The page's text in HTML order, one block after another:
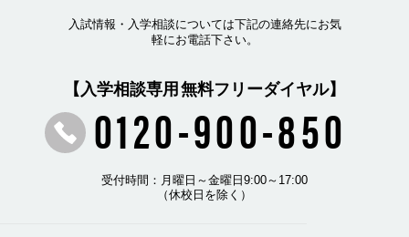
入試情報・入学相談については下記の連絡先にお気
軽にお電話下さい。
0120-900-850
【入学相談専用 無料フリーダイヤル】
受付時間：月曜日～金曜日9:00～17:00
（休校日を除く）